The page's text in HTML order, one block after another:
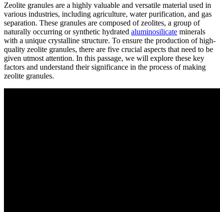
Zeolite granules are a highly valuable and versatile material used in
various industries, including agriculture, water purification, and gas
separation. These granules are composed of zeolites, a group of
naturally occurring or synthetic hydrated aluminosilicate minerals
with a unique crystalline structure. To ensure the production of high-
quality zeolite granules, there are five crucial aspects that need to be
given utmost attention. In this passage, we will explore these key
factors and understand their significance in the process of making
zeolite granules.